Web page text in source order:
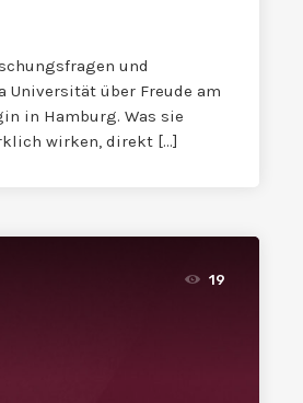
und
Universität über Freude am
in Hamburg. Was sie
wirken, direkt […]
19